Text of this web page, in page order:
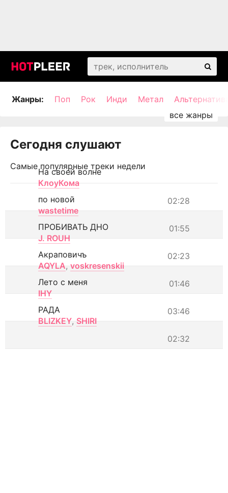
Жанры: Поп Рок Инди Метал
Сегодня слушают
Самые популярные треки недели
На своей волне
КлоуКома
02:28
по новой
wastetime
01:55
ПРОБИВАТЬ ДНО
J. ROUH
02:23
Акраповичъ
AQYLA, voskresenskii
01:46
Лето с меня
IHY
03:46
РАДА
BLIZKEY, SHIRI
02:32